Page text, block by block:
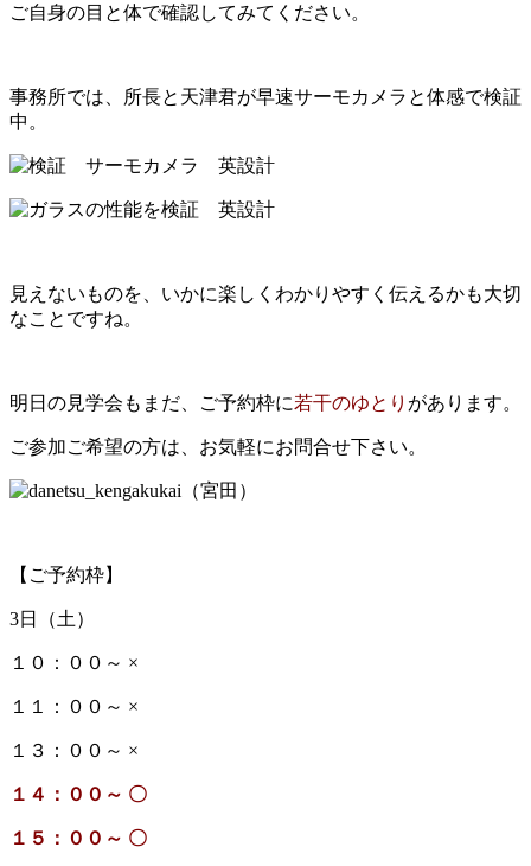
ご自身の目と体で確認してみてください。
事務所では、所長と天津君が早速サーモカメラと体感で検証
中。
見えないものを、いかに楽しくわかりやすく伝えるかも大切
なことですね。
明日の見学会もまだ、ご予約枠に若干のゆとり があります。
ご参加ご希望の方は、お気軽にお問合せ下さい。
【ご予約枠】
3日（土）
１０：００～ ×
１１：００～ ×
１３：００～ ×
１４：００～ 〇
１５：００～ 〇